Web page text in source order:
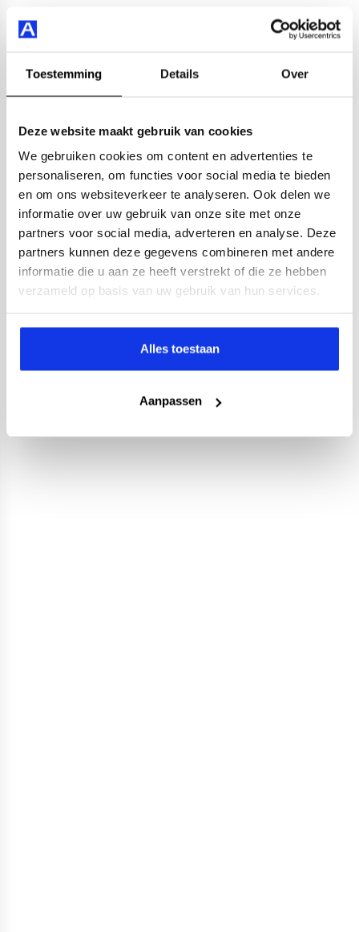
Toestemming Details Over
Deze website maakt gebruik van cookies
We gebruiken cookies om content en advertenties te
personaliseren, om functies voor social media te bieden
en om ons websiteverkeer te analyseren. Ook delen we
informatie over uw gebruik van onze site met onze
partners voor social media, adverteren en analyse. Deze
partners kunnen deze gegevens combineren met andere
informatie die u aan ze heeft verstrekt of die ze hebben
verzameld op basis van uw gebruik van hun services.
Alles toestaan
Aanpassen